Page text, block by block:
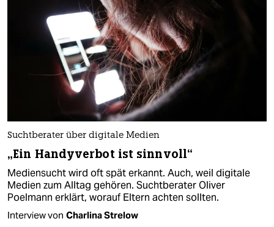
Suchtberater über digitale Medien
„Ein Handyverbot ist sinnvoll“
Mediensucht wird oft spät erkannt. Auch, weil digitale
Medien zum Alltag gehören. Suchtberater Oliver
Poelmann erklärt, worauf Eltern achten sollten.
Interview von Charlina Strelow